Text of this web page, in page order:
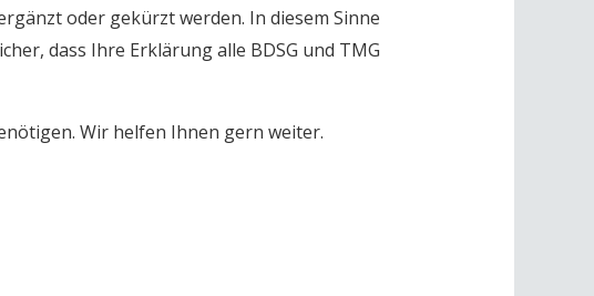
oder gekürzt werden. In diesem Sinne
dass Ihre Erklärung alle BDSG und TMG
Wir helfen Ihnen gern weiter.